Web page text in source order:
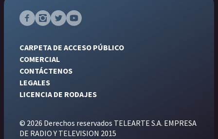
CARPETA DE ACCESO PÚBLICO
COMERCIAL
CONTÁCTENOS
LEGALES
LICENCIA DE RODAJES
© 2026 Derechos reservados TELEARTE S.A. EMPRESA
DE RADIO Y TELEVISION 2015